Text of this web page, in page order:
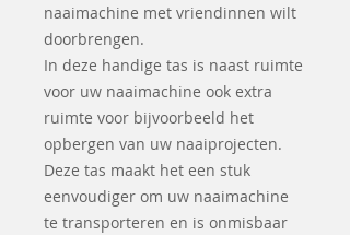
naaimachine met vriendinnen wilt
doorbrengen.
In deze handige tas is naast ruimte
voor uw naaimachine ook extra
ruimte voor bijvoorbeeld het
opbergen van uw naaiprojecten.
Deze tas maakt het een stuk
eenvoudiger om uw naaimachine
te transporteren en is onmisbaar